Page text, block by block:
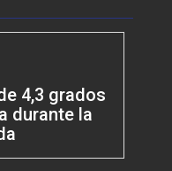
4,3 grados
durante la